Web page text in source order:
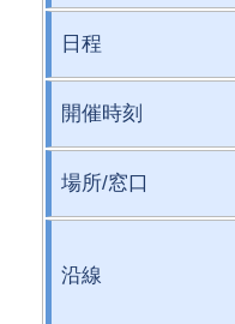
日程
開催時刻
場所/窓口
沿線